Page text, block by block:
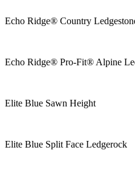
Echo Ridge® Country
Echo Ridge® Pro-Fit® Alpine
Elite Blue Sawn Height
Elite Blue Split Face Ledgerock